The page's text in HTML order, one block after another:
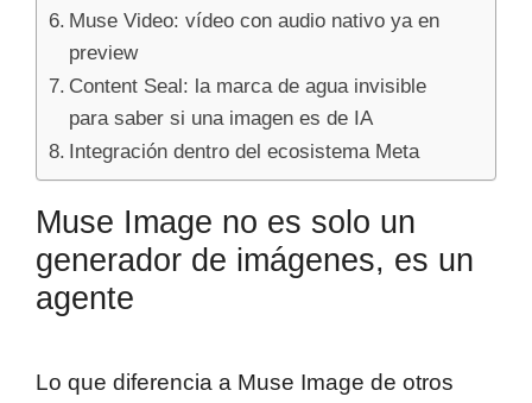
Muse Video: vídeo con audio nativo ya en
preview
Content Seal: la marca de agua invisible
para saber si una imagen es de IA
Integración dentro del ecosistema Meta
Muse Image no es solo un
generador de imágenes, es un
agente
Lo que diferencia a Muse Image de otros